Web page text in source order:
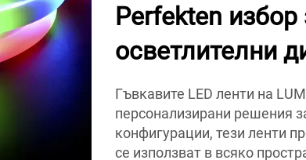
Perfekten
осветлителни
Гъвкавите LED ленти на
персонализирани решения
конфигурации, тези ленти
се използват в всяко